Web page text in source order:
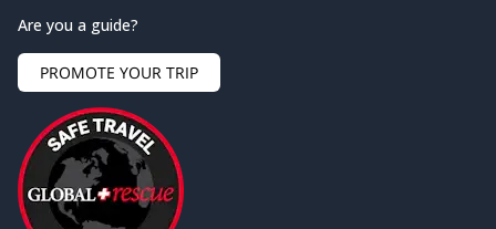
Are you a guide?
PROMOTE YOUR TRIP